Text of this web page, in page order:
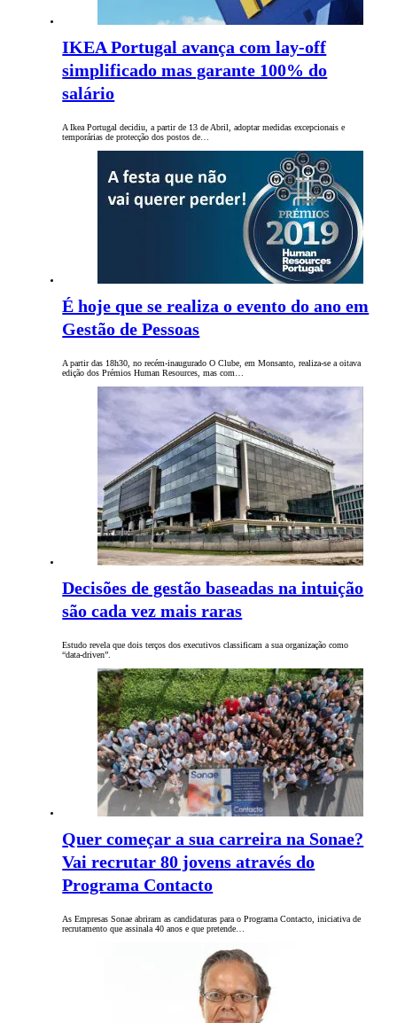
IKEA Portugal avança com lay-off
simplificado mas garante 100% do
salário
A Ikea Portugal decidiu, a partir de 13 de Abril, adoptar medidas excepcionais e
temporárias de protecção dos postos de…
É hoje que se realiza o evento do ano em
Gestão de Pessoas
A partir das 18h30, no recém-inaugurado O Clube, em Monsanto, realiza-se a oitava
edição dos Prémios Human Resources, mas com…
Decisões de gestão baseadas na intuição
são cada vez mais raras
Estudo revela que dois terços dos executivos classificam a sua organização como
“data-driven”.
Quer começar a sua carreira na Sonae?
Vai recrutar 80 jovens através do
Programa Contacto
As Empresas Sonae abriram as candidaturas para o Programa Contacto, iniciativa de
recrutamento que assinala 40 anos e que pretende…